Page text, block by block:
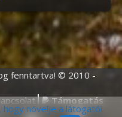
fenntartva! © 2010 -
Támogatás
hogy növelje a látogatói